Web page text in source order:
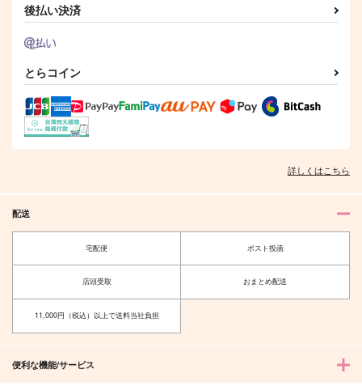
後払い決済
とらコイン
詳しくはこちら
配送
宅配便 ポスト投函
店頭受取 おまとめ配送
11,000円（税込）以上で送料当社負担
便利な機能/サービス